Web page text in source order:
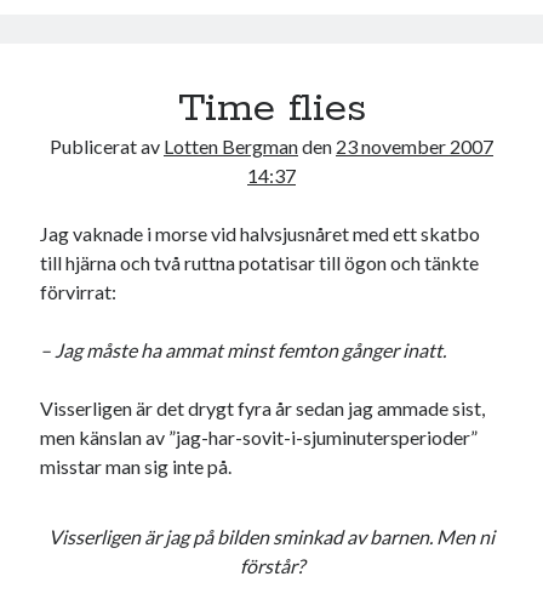
Time flies
Publicerat av Lotten Bergmanden 23 november 2007
14:37
Jag vaknade i morse vid halvsjusnåret med ett skatbo
till hjärna och två ruttna potatisar till ögon och tänkte
förvirrat:
– Jag måste ha ammat minst femton gånger inatt.
Visserligen är det drygt fyra år sedan jag ammade sist,
men känslan av ”jag-har-sovit-i-sjuminutersperioder”
misstar man sig inte på.
Visserligen är jag på bilden sminkad av barnen. Men ni
förstår?